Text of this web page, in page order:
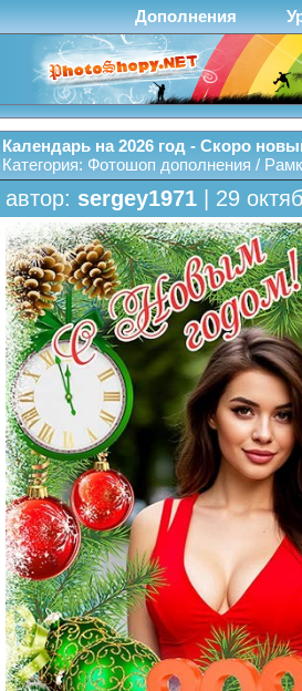
Дополнения
Календарь на 2026 год - Скоро
Категория: Фотошоп дополнения /
автор: sergey1971 | 29